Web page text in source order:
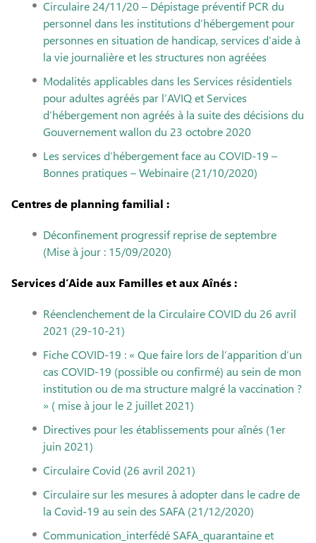
Circulaire 24/11/20 – Dépistage préventif PCR du
personnel dans les institutions d’hébergement pour
personnes en situation de handicap, services d’aide à
la vie journalière et les structures non agréées
Modalités applicables dans les Services résidentiels
pour adultes agréés par l’AVIQ et Services
d’hébergement non agréés à la suite des décisions du
Gouvernement wallon du 23 octobre 2020
Les services d’hébergement face au COVID-19 –
Bonnes pratiques – Webinaire (21/10/2020)
Centres de planning familial :
Déconfinement progressif reprise de septembre
(Mise à jour : 15/09/2020)
Services d’Aide aux Familles et aux Aînés :
Réenclenchement de la Circulaire COVID du 26 avril
2021 (29-10-21)
Fiche COVID-19 : « Que faire lors de l’apparition d’un
cas COVID-19 (possible ou confirmé) au sein de mon
institution ou de ma structure malgré la vaccination ?
» ( mise à jour le 2 juillet 2021)
Directives pour les établissements pour aînés (1er
juin 2021)
Circulaire Covid (26 avril 2021)
Circulaire sur les mesures à adopter dans le cadre de
la Covid-19 au sein des SAFA (21/12/2020)
Communication_interfédé SAFA_quarantaine et